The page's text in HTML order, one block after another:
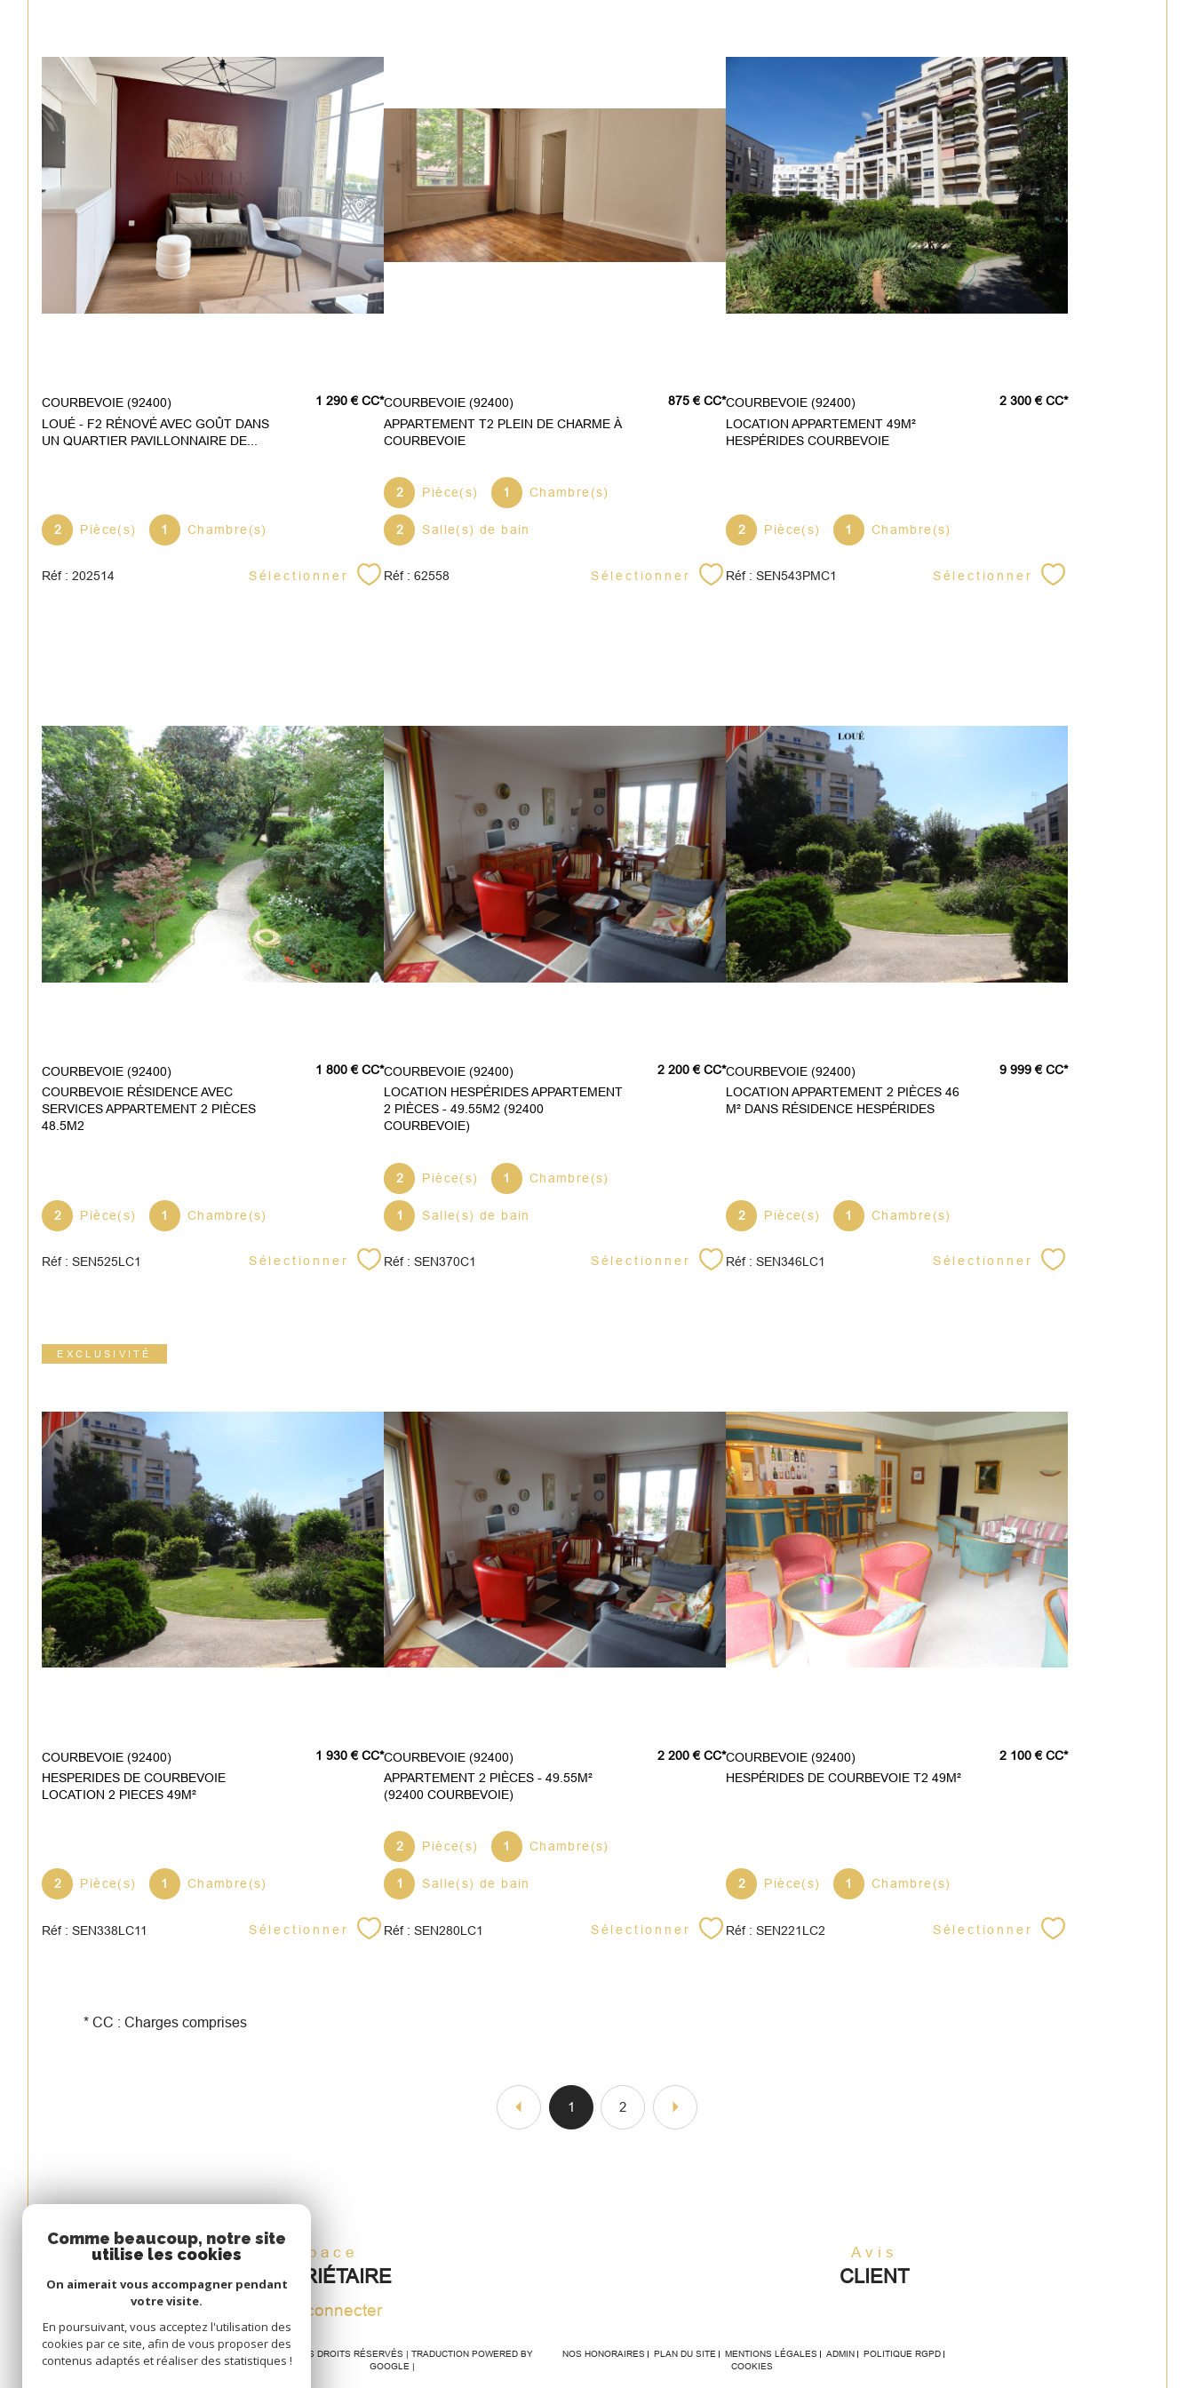
COURBEVOIE (92400)
LOUÉ - F2 RÉNOVÉ AVEC GOÛT DANS
UN QUARTIER PAVILLONNAIRE DE...
1 290 € CC*
2 Pièce(s) 1 Chambre(s)
Réf : 202514 Sélectionner
COURBEVOIE (92400)
APPARTEMENT T2 PLEIN DE CHARME À
COURBEVOIE
875 € CC*
2 Pièce(s) 1 Chambre(s)
2 Salle(s) de bain
Réf : 62558 Sélectionner
COURBEVOIE (92400)
LOCATION APPARTEMENT 49M²
HESPÉRIDES COURBEVOIE
2 300 € CC*
2 Pièce(s) 1 Chambre(s)
Réf : SEN543PMC1 Sélectionner
COURBEVOIE (92400)
COURBEVOIE RÉSIDENCE AVEC
SERVICES APPARTEMENT 2 PIÈCES
48.5M2
1 800 € CC*
2 Pièce(s) 1 Chambre(s)
Réf : SEN525LC1 Sélectionner
COURBEVOIE (92400)
LOCATION HESPÉRIDES APPARTEMENT
2 PIÈCES - 49.55M2 (92400
COURBEVOIE)
2 200 € CC*
2 Pièce(s) 1 Chambre(s)
1 Salle(s) de bain
Réf : SEN370C1 Sélectionner
COURBEVOIE (92400)
LOCATION APPARTEMENT 2 PIÈCES 46
M² DANS RÉSIDENCE HESPÉRIDES
9 999 € CC*
2 Pièce(s) 1 Chambre(s)
Réf : SEN346LC1 Sélectionner
EXCLUSIVITÉ
COURBEVOIE (92400)
HESPERIDES DE COURBEVOIE
LOCATION 2 PIECES 49M²
1 930 € CC*
2 Pièce(s) 1 Chambre(s)
Réf : SEN338LC11 Sélectionner
COURBEVOIE (92400)
APPARTEMENT 2 PIÈCES - 49.55M²
(92400 COURBEVOIE)
2 200 € CC*
2 Pièce(s) 1 Chambre(s)
1 Salle(s) de bain
Réf : SEN280LC1 Sélectionner
COURBEVOIE (92400)
HESPÉRIDES DE COURBEVOIE T2 49M²
2 100 € CC*
2 Pièce(s) 1 Chambre(s)
Réf : SEN221LC2 Sélectionner
* CC : Charges comprises
1 2
Espace
PROPRIÉTAIRE
Se connecter
Avis
CLIENT
© 2026 | TOUS DROITS RÉSERVÉS | TRADUCTION POWERED BY
GOOGLE |
NOS HONORAIRES PLAN DU SITE MENTIONS LÉGALES ADMIN
POLITIQUE RGPD
COOKIES
Comme beaucoup, notre site
utilise les cookies
On aimerait vous accompagner pendant
votre visite.
En poursuivant, vous acceptez l'utilisation des
cookies par ce site, afin de vous proposer des
contenus adaptés et réaliser des statistiques !